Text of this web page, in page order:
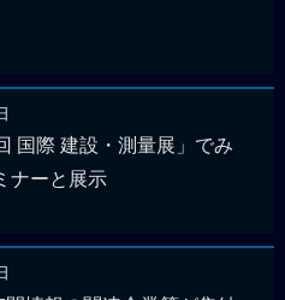
国際 建設・測量展」でみ
ナーと展示